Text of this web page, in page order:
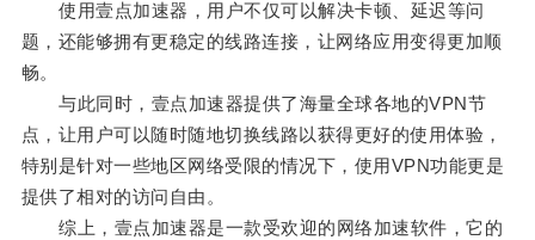
使用壹点加速器，用户不仅可以解决卡顿、延迟等问
题，还能够拥有更稳定的线路连接，让网络应用变得更加顺
畅。
与此同时，壹点加速器提供了海量全球各地的VPN节
点，让用户可以随时随地切换线路以获得更好的使用体验，
特别是针对一些地区网络受限的情况下，使用VPN功能更是
提供了相对的访问自由。
综上，壹点加速器是一款受欢迎的网络加速软件，它的